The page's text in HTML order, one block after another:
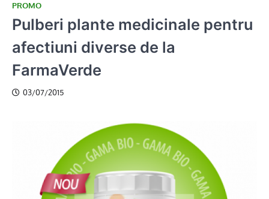
PROMO
Pulberi plante medicinale pentru
afectiuni diverse de la
FarmaVerde
03/07/2015